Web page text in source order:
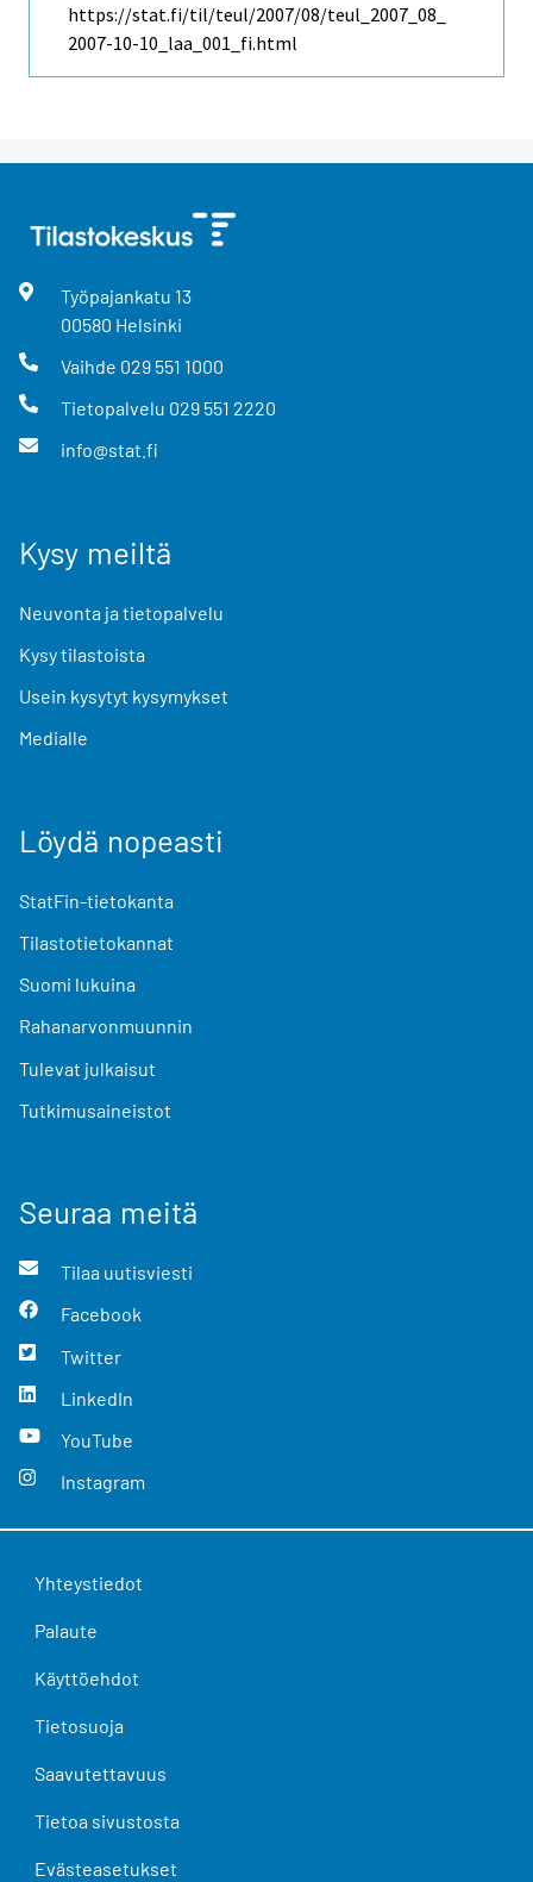
https://stat.fi/til/teul/2007/08/teul_2007_08_
2007-10-10_laa_001_fi.html
Työpajankatu 13
00580 Helsinki
Vaihde 029 551 1000
Tietopalvelu 029 551 2220
info@stat.fi
Kysy meiltä
Neuvonta ja tietopalvelu
Kysy tilastoista
Usein kysytyt kysymykset
Medialle
Löydä nopeasti
StatFin-tietokanta
Tilastotietokannat
Suomi lukuina
Rahanarvonmuunnin
Tulevat julkaisut
Tutkimusaineistot
Seuraa meitä
Tilaa uutisviesti
Facebook
Twitter
LinkedIn
YouTube
Instagram
Yhteystiedot
Palaute
Käyttöehdot
Tietosuoja
Saavutettavuus
Tietoa sivustosta
Evästeasetukset